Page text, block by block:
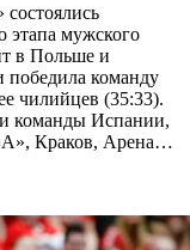
этапа мужского
в Польше и
команду
чилийцев (35:33).
команды Испании,
Краков, Арена…